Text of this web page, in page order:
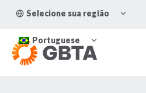
para
Conteúdo
Selecione sua região
MENU
Portuguese
MENU
FILHO